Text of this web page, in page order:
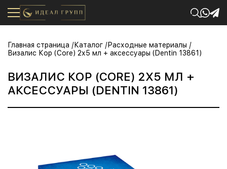
Главная страница Каталог
Расходные материалы
Визалис Кор (Core) 2х5 мл + аксессуары (Dentin 13861)
ВИЗАЛИС КОР (CORE) 2Х5 МЛ +
АКСЕССУАРЫ (DENTIN 13861)